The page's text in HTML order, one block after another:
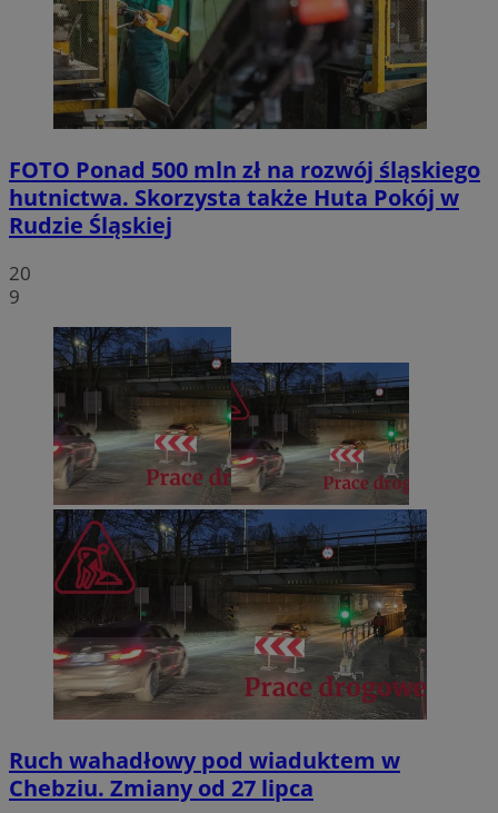
FOTO Ponad 500 mln zł na rozwój śląskiego
hutnictwa. Skorzysta także Huta Pokój w
Rudzie Śląskiej
20
9
Ruch wahadłowy pod wiaduktem w
Chebziu. Zmiany od 27 lipca